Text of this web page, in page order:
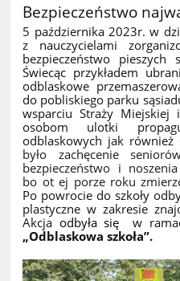
Bezpieczeństwo
5 października 2023r. w
z nauczycielami
bezpieczeństwo
Świecąc przykładem
odblaskowe
do pobliskiego parku
wsparciu Straży Miejskiej
osobom ulotki
odblaskowych jak również
było zachęcenie
bezpieczeństwo i
bo ot ej porze roku
Po powrocie do szkoły
plastyczne w zakresie
Akcja odbyła się
w
„Odblaskowa szkoła”.